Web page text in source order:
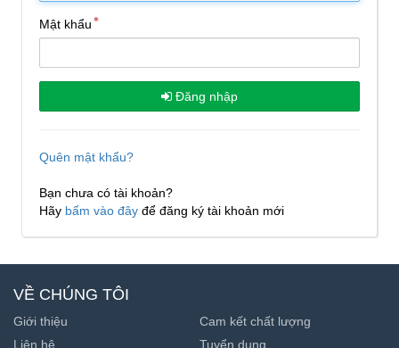
Mật khẩu
Đăng nhập
Quên mật khẩu?
Bạn chưa có tài khoản?
Hãy bấm vào đây để đăng ký tài khoản mới
VỀ CHÚNG TÔI
Giới thiệu
Cam kết chất lượng
Liên hệ
Tuyển dụng